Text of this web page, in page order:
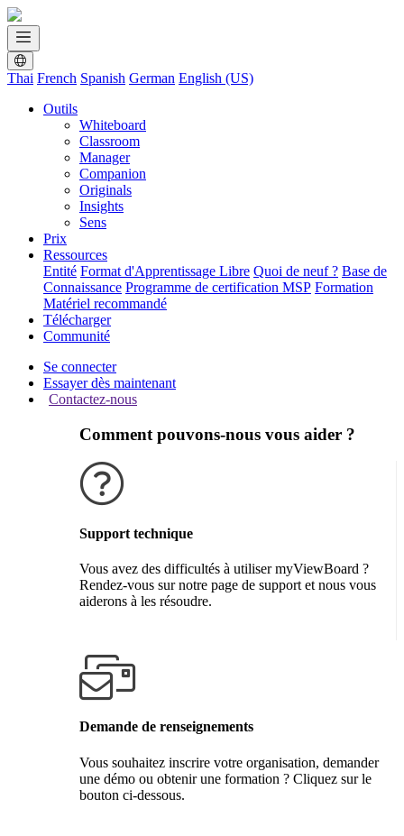
Thai French Spanish German English (US)
Outils
Whiteboard
Classroom
Manager
Companion
Originals
Insights
Sens
Prix
Ressources
Entité Format d'Apprentissage Libre Quoi de neuf ? Base de
Connaissance Programme de certification MSP Formation
Matériel recommandé
Télécharger
Communité
Se connecter
Essayer dès maintenant
Contactez-nous
Comment pouvons-nous vous aider ?
Support technique
Vous avez des difficultés à utiliser myViewBoard ?
Rendez-vous sur notre page de support et nous vous
aiderons à les résoudre.
Demande de renseignements
Vous souhaitez inscrire votre organisation, demander
une démo ou obtenir une formation ? Cliquez sur le
bouton ci-dessous.